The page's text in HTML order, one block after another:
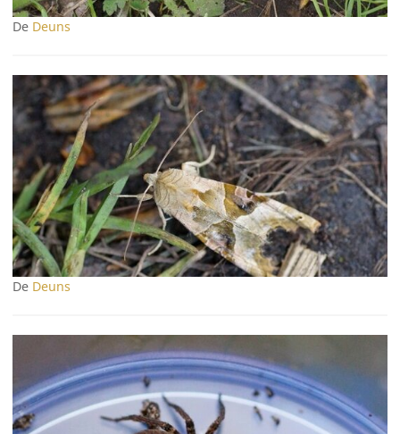
De Deuns
De Deuns